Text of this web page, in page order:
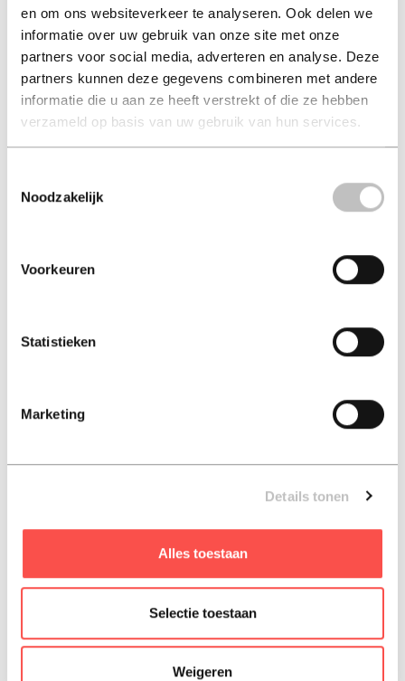
en om ons websiteverkeer te analyseren. Ook delen we
informatie over uw gebruik van onze site met onze
partners voor social media, adverteren en analyse. Deze
partners kunnen deze gegevens combineren met andere
informatie die u aan ze heeft verstrekt of die ze hebben
verzameld op basis van uw gebruik van hun services.
Noodzakelijk
Voorkeuren
Statistieken
Marketing
Details tonen
Alles toestaan
Selectie toestaan
Weigeren
Vrouw en meid
caroline hanken
€ 23,99
Paperback - 2025 - Ebook
Marijke begrijpt het
niet
edgard eeckman
€ 19,99
Paperback - 2024
€ 22,50 € 16,99